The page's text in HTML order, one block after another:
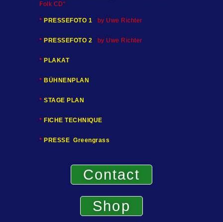
Folk CD“
* PRESSEFOTO 1 by Uwe Richter
* PRESSEFOTO 2 by Uwe Richter
* PLAKAT
* BÜHNENPLAN
* STAGE PLAN
* FICHE TECHNIQUE
* PRESSE Greengrass
Contact
Shop